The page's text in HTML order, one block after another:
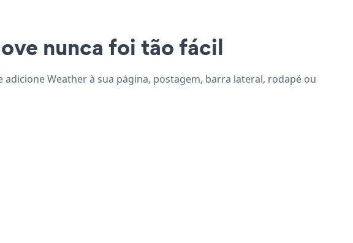
nunca foi tão fácil
Weather à sua página, postagem, barra lateral, rodapé ou